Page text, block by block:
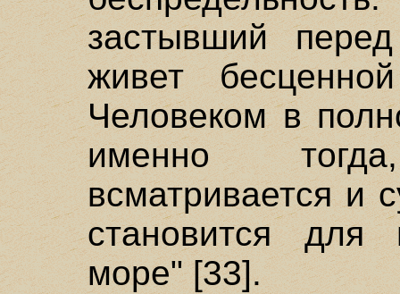
застывший
живет
Человеком в
именно
всматривается и
становится для
море" [33].